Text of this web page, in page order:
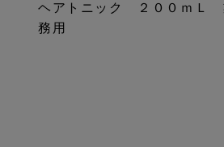
ヘアトニック ２００ｍＬ
務用